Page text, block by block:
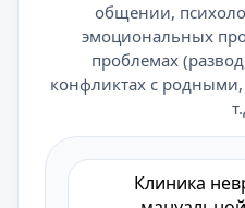
общении,
эмоциональных
проблемах
конфликтах с
Клиника